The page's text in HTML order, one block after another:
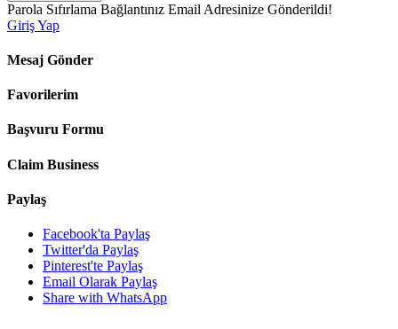
Parola Sıfırlama Bağlantınız Email Adresinize Gönderildi!
Giriş Yap
Mesaj Gönder
Favorilerim
Başvuru Formu
Claim Business
Paylaş
Facebook'ta Paylaş
Twitter'da Paylaş
Pinterest'te Paylaş
Email Olarak Paylaş
Share with WhatsApp